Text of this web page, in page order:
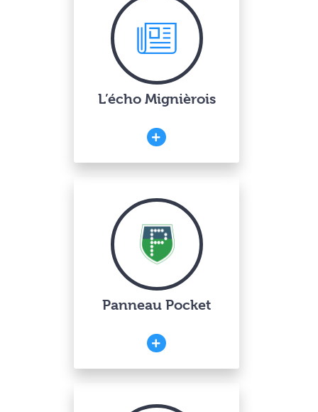
L’écho Mignièrois
Panneau Pocket